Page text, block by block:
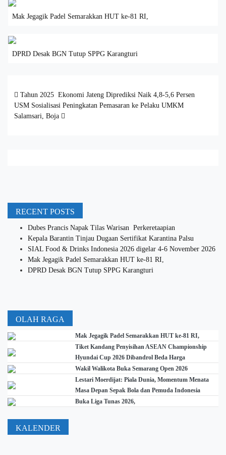
Mak Jegagik Padel Semarakkan HUT ke-81 RI,
DPRD Desak BGN Tutup SPPG Karangturi
Post navigation
Tahun 2025 Ekonomi Jateng Diprediksi Naik 4,8-5,6 Persen
USM Sosialisasi Peningkatan Pemasaran ke Pelaku UMKM
Salamsari, Boja
RECENT POSTS
Dubes Prancis Napak Tilas Warisan Perkeretaapian
Kepala Barantin Tinjau Dugaan Sertifikat Karantina Palsu
SIAL Food & Drinks Indonesia 2026 digelar 4-6 November 2026
Mak Jegagik Padel Semarakkan HUT ke-81 RI,
DPRD Desak BGN Tutup SPPG Karangturi
OLAH RAGA
Mak Jegagik Padel Semarakkan HUT ke-81 RI,
Tiket Kandang Penyisihan ASEAN Championship
Hyundai Cup 2026 Dibandrol Beda Harga
Wakil Walikota Buka Semarang Open 2026
Lestari Moerdijat: Piala Dunia, Momentum Menata
Masa Depan Sepak Bola dan Pemuda Indonesia
Buka Liga Tunas 2026,
KALENDER